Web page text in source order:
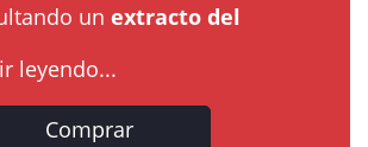
un extracto del
leyendo...
Comprar